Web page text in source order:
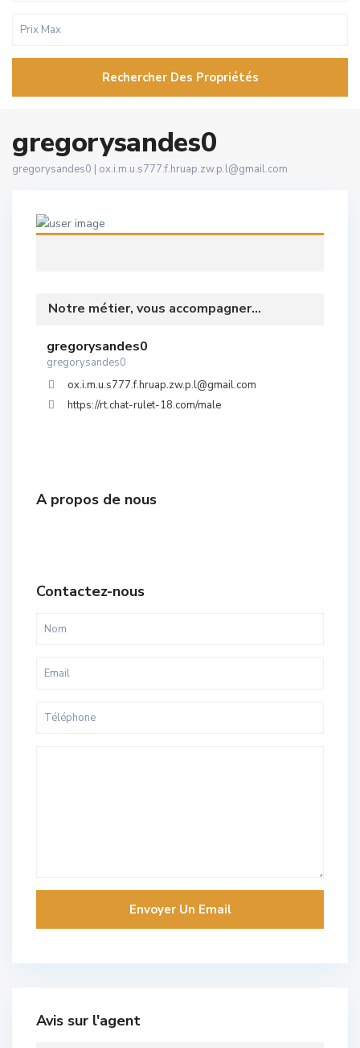
Rechercher Des Propriétés
gregorysandes0
gregorysandes0 | ox.i.m.u.s777.f.hruap.zw.p.l@gmail.com
Notre métier, vous accompagner...
gregorysandes0
gregorysandes0
ox.i.m.u.s777.f.hruap.zw.p.l@gmail.com
https://rt.chat-rulet-18.com/male
A propos de nous
Contactez-nous
Avis sur l'agent